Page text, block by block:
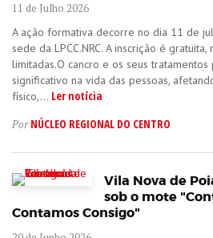
11 de Julho 2026
A ação formativa decorre no dia 11 de
sede da LPCC.NRC. A inscrição é gratuita,
limitadas.O cancro e os seus
significativo na vida das pessoas,
físico,... Ler notícia
PorNÚCLEO REGIONAL DO CENTRO
Vila Nova de
sob o mote
Contamos Consigo"